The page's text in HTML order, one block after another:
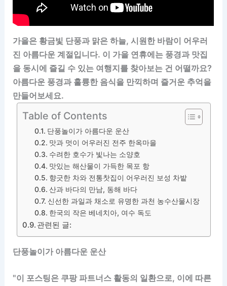
가을은 황금빛 단풍과 맑은 하늘, 시원한 바람이 어우러
진 아름다운 계절입니다. 이 가을 연휴에는 풍경과 맛집
을 동시에 즐길 수 있는 여행지를 찾아보는 건 어떨까요?
아름다운 풍경과 훌륭한 음식을 만끽하며 즐거운 추억을
만들어보세요.
Table of Contents
단풍놀이가 아름다운 운산
맛과 멋이 어우러진 전주 한옥마을
수려한 호수가 빛나는 소양호
맛있는 해산물이 가득한 목포 항
향긋한 차와 전통찻집이 어우러진 보성 차밭
산과 바다의 만남, 동해 바다
신선한 과일과 채소로 유명한 과천 농수산물시장
한국의 작은 베네치아, 여수 독도
관련된 글:
단풍놀이가 아름다운 운산
"이 포스팅은 쿠팡 파트너스 활동의 일환으로, 이에 따른